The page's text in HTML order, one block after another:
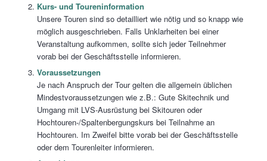
Kurs- und Toureninformation
Unsere Touren sind so detailliert wie nötig und so knapp wie
möglich ausgeschrieben. Falls Unklarheiten bei einer
Veranstaltung aufkommen, sollte sich jeder Teilnehmer
vorab bei der Geschäftsstelle informieren.
Voraussetzungen
Je nach Anspruch der Tour gelten die allgemein üblichen
Mindestvoraussetzungen wie z.B.: Gute Skitechnik und
Umgang mit LVS-Ausrüstung bei Skitouren oder
Hochtouren-/Spaltenbergungskurs bei Teilnahme an
Hochtouren. Im Zweifel bitte vorab bei der Geschäftsstelle
oder dem Tourenleiter informieren.